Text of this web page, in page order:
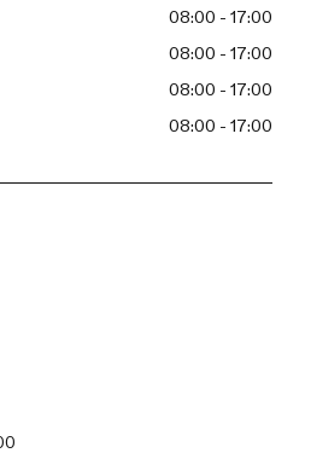
08:00 - 17:00
08:00 - 17:00
08:00 - 17:00
08:00 - 17:00